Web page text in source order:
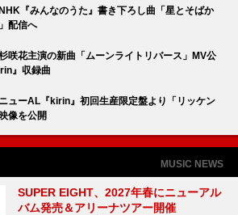
『みんなのうた』書き下ろし曲「星とそばか
配信へ
咲花主演の新曲「ムーンライトリバース」MV公
』収録曲
ューAL『kirin』初回生産限定盤より「リッケン
像を公開
MUSIC NEWS
SUPER EIGHT、2027年春にニューアル
バム発売＆アリーナツアー開催